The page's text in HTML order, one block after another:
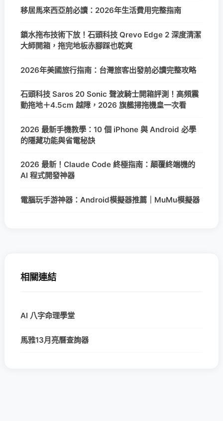
移居馬來西亞前必讀：2026年生活費用完整指南
鎖水拖布技術下放！石頭科技 Qrevo Edge 2 深度清潔
大師開箱，拖完地板赤腳踩也乾爽
2026年美國旅行指南：台灣旅客出發前必讀完整攻略
石頭科技 Saros 20 Sonic 聲波騎士開箱評測！高頻震
動拖地＋4.5cm 越障，2026 旗艦掃拖機皇一次看
2026 最新手機教學：10 個 iPhone 與 Android 必學
的隱藏功能與省電秘訣
2026 最新！Claude Code 終極指南：顛覆終端機的
AI 程式開發神器
電腦玩手游神器：Android模擬器推薦｜MuMu模擬器
相關連結
AI 八字命理學堂
馬雅13月亮曆查詢器